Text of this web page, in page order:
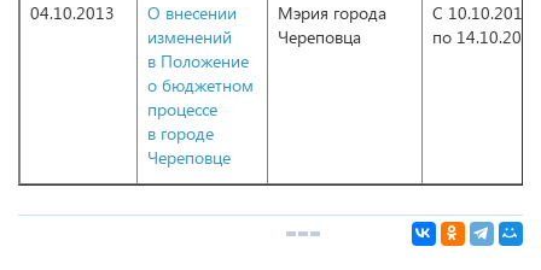
04.10.2013
О внесении
изменений
в Положение
о бюджетном
процессе
в городе
Череповце
Мэрия города
Череповца
С 10.10.2013
по 14.10.2013